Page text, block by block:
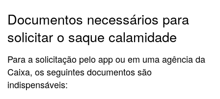
Documentos necessários para
solicitar o saque calamidade
Para a solicitação pelo app ou em uma agência da
Caixa, os seguintes documentos são
indispensáveis: